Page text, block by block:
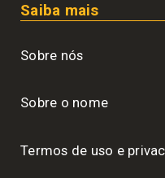
Saiba mais
Sobre nós
Sobre o nome
Termos de uso e